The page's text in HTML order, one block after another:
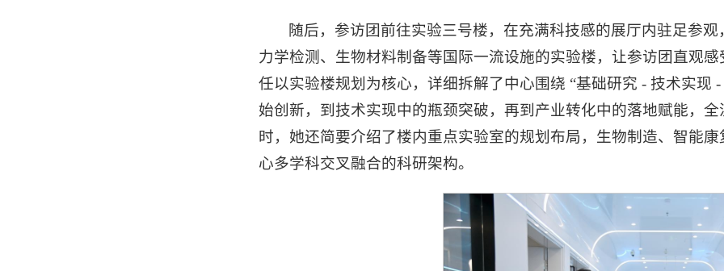
随后，参访团前往实验三号楼，在充满科技感的展厅内驻足参
力学检测、生物材料制备等国际一流设施的实验楼，让参访团直观
任以实验楼规划为核心，详细拆解了中心围绕 “基础研究 - 技术实
始创新，到技术实现中的瓶颈突破，再到产业转化中的落地赋能，
时，她还简要介绍了楼内重点实验室的规划布局，生物制造、智能
心多学科交叉融合的科研架构。